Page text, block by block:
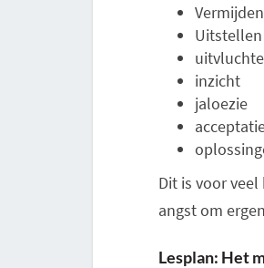
Vermijden
Uitstellen
inzicht
jaloezie
Dit is voor
angst om
Lesplan: Het